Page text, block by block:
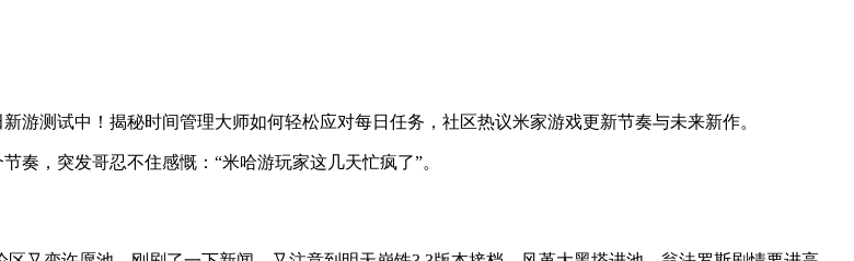
游测试中！揭秘时间管理大师如何轻松应对每日任务，社区热议米家游戏更新节奏与未来新作。
奏，突发哥忍不住感慨：“米哈游玩家这几天忙疯了”。